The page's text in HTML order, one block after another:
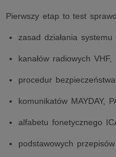
Pierwszy etap to test
zasad działania systemu
kanałów radiowych VHF,
procedur bezpieczeństwa,
komunikatów MAYDAY,
alfabetu fonetycznego
podstawowych przepisów